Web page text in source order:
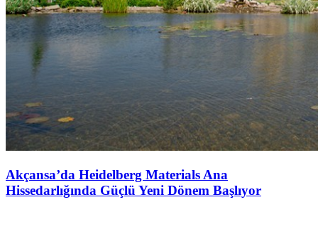
Akçansa’da Heidelberg Materials Ana
Hissedarlığında Güçlü Yeni Dönem Başlıyor